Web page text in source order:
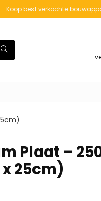
Koop best verkochte
Plaat –
25cm)